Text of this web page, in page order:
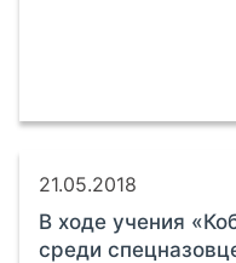
21.05.2018
В ходе учения
среди